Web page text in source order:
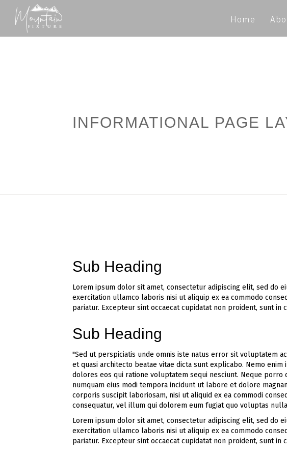
Home
INFORMATIONAL PAGE
Sub Heading
Lorem ipsum dolor sit amet, consectetur adipiscing elit, sed do
exercitation ullamco laboris nisi ut aliquip ex ea commodo
pariatur. Excepteur sint occaecat cupidatat non proident, sunt
Sub Heading
"Sed ut perspiciatis unde omnis iste natus error sit voluptatem
et quasi architecto beatae vitae dicta sunt explicabo. Nemo
dolores eos qui ratione voluptatem sequi nesciunt. Neque
numquam eius modi tempora incidunt ut labore et dolore
corporis suscipit laboriosam, nisi ut aliquid ex ea commodi
consequatur, vel illum qui dolorem eum fugiat quo voluptas
Lorem ipsum dolor sit amet, consectetur adipiscing elit, sed do
exercitation ullamco laboris nisi ut aliquip ex ea commodo
pariatur. Excepteur sint occaecat cupidatat non proident, sunt